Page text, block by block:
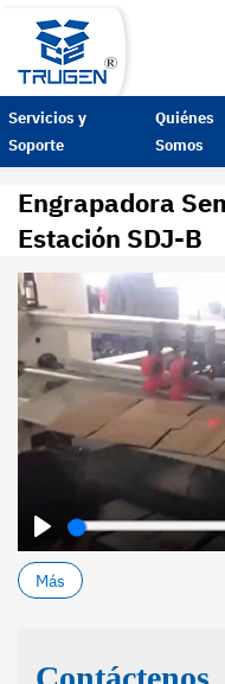
Servicios y
Soporte
Quiénes
Somos
Engrapadora
Estación SDJ-B
Play
Más